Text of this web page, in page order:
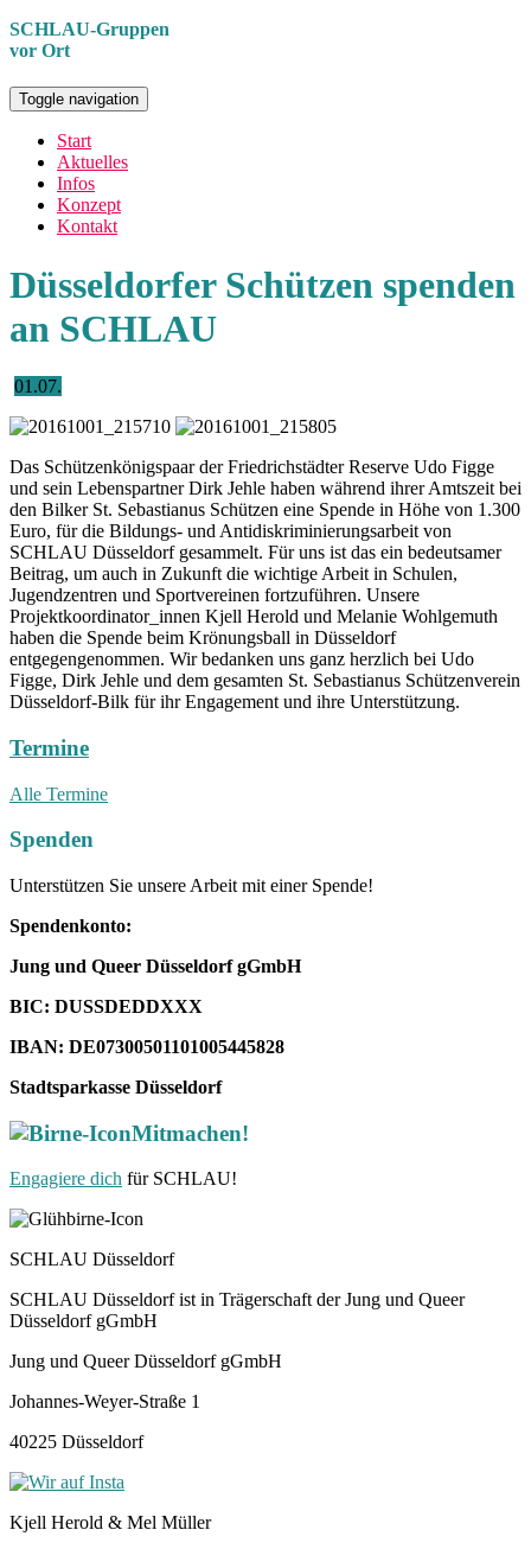
SCHLAU-Gruppen
vor Ort
Toggle navigation
Start
Aktuelles
Infos
Konzept
Kontakt
Düsseldorfer Schützen spenden
an SCHLAU
01.07.
Das Schützenkönigspaar der Friedrichstädter Reserve Udo Figge
und sein Lebenspartner Dirk Jehle haben während ihrer Amtszeit bei
den Bilker St. Sebastianus Schützen eine Spende in Höhe von 1.300
Euro, für die Bildungs- und Antidiskriminierungsarbeit von
SCHLAU Düsseldorf gesammelt. Für uns ist das ein bedeutsamer
Beitrag, um auch in Zukunft die wichtige Arbeit in Schulen,
Jugendzentren und Sportvereinen fortzuführen. Unsere
Projektkoordinator_innen Kjell Herold und Melanie Wohlgemuth
haben die Spende beim Krönungsball in Düsseldorf
entgegengenommen. Wir bedanken uns ganz herzlich bei Udo
Figge, Dirk Jehle und dem gesamten St. Sebastianus Schützenverein
Düsseldorf-Bilk für ihr Engagement und ihre Unterstützung.
Termine
Alle Termine
Spenden
Unterstützen Sie unsere Arbeit mit einer Spende!
Spendenkonto:
Jung und Queer Düsseldorf gGmbH
BIC: DUSSDEDDXXX
IBAN: DE07300501101005445828
Stadtsparkasse Düsseldorf
Mitmachen!
Engagiere dich für SCHLAU!
SCHLAU Düsseldorf
SCHLAU Düsseldorf ist in Trägerschaft der Jung und Queer
Düsseldorf gGmbH
Jung und Queer Düsseldorf gGmbH
Johannes-Weyer-Straße 1
40225 Düsseldorf
Kjell Herold & Mel Müller